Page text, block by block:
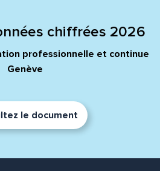
chiffrées 2026
professionnelle et continue
Genève
le document
de cette page?